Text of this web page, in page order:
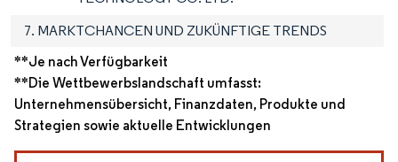
7. MARKTCHANCEN UND ZUKÜNFTIGE TRENDS
**Je nach Verfügbarkeit
**Die Wettbewerbslandschaft umfasst:
Unternehmensübersicht, Finanzdaten, Produkte und
Strategien sowie aktuelle Entwicklungen